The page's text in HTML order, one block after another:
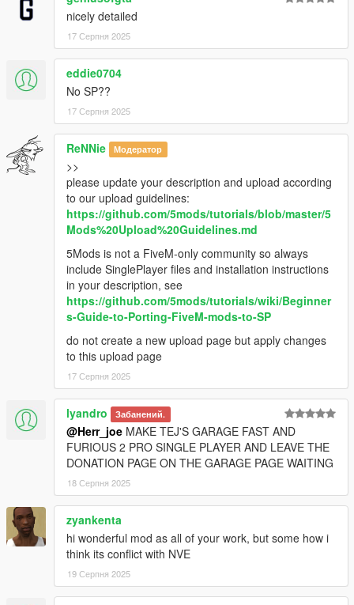
nicely detailed
17 Серпня 2025
eddie0704
No SP??
17 Серпня 2025
ReNNie Модератор
>>
please update your description and upload according
to our upload guidelines:
https://github.com/5mods/tutorials/blob/master/5
Mods%20Upload%20Guidelines.md
5Mods is not a FiveM-only community so always
include SinglePlayer files and installation instructions
in your description, see
https://github.com/5mods/tutorials/wiki/Beginner
s-Guide-to-Porting-FiveM-mods-to-SP
do not create a new upload page but apply changes
to this upload page
17 Серпня 2025
lyandro Забанений.
@Herr_joe MAKE TEJ'S GARAGE FAST AND
FURIOUS 2 PRO SINGLE PLAYER AND LEAVE THE
DONATION PAGE ON THE GARAGE PAGE WAITING
18 Серпня 2025
zyankenta
hi wonderful mod as all of your work, but some how i
think its conflict with NVE
19 Серпня 2025